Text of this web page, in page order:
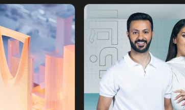
أخبار الشرق